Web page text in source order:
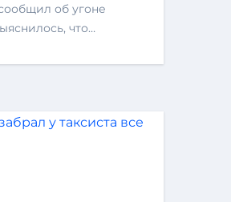
об угоне
что…